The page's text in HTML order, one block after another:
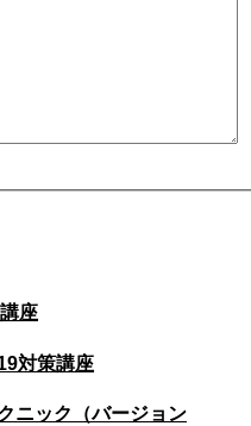
座
対策講座
ニック（バージョン